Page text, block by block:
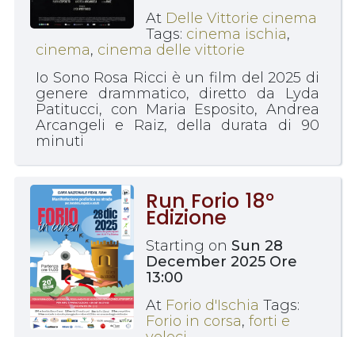
At Delle Vittorie cinema
Tags: cinema ischia,
cinema, cinema delle vittorie
Io Sono Rosa Ricci è un film del 2025 di
genere drammatico, diretto da Lyda
Patitucci, con Maria Esposito, Andrea
Arcangeli e Raiz, della durata di 90
minuti
Run Forio 18°
Edizione
Starting on Sun 28
December 2025 Ore
13:00
At Forio d'Ischia Tags:
Forio in corsa, forti e